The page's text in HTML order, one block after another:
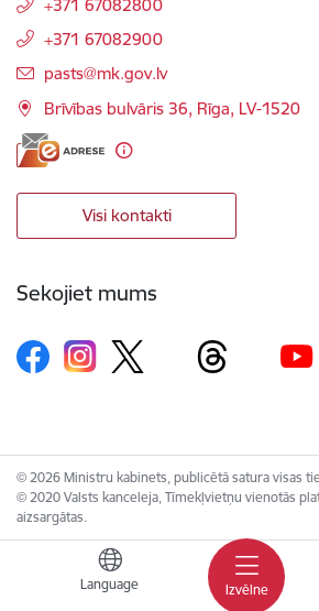
Izvēlne
Language
+371 67082800
+371 67082900
E-pasts:
pasts@mk.gov.lv
Brīvības bulvāris 36, Rīga, LV-1520
Visi kontakti
Sekojiet mums
© 2026 Ministru kabinets, publicētā satura visas
© 2020 Valsts kanceleja, Tīmekļvietņu vienotās
aizsargātas.